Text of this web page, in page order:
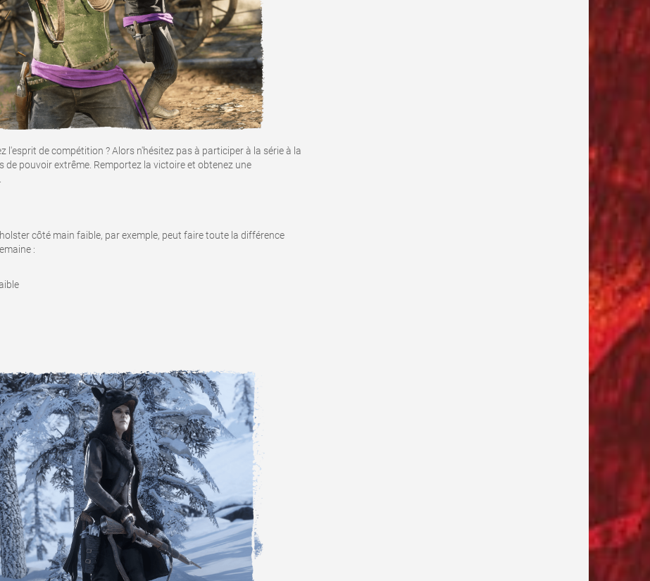
l'esprit de compétition ? Alors n'hésitez pas à participer à la série à la
de pouvoir extrême. Remportez la victoire et obtenez une
côté main faible, par exemple, peut faire toute la différence
: